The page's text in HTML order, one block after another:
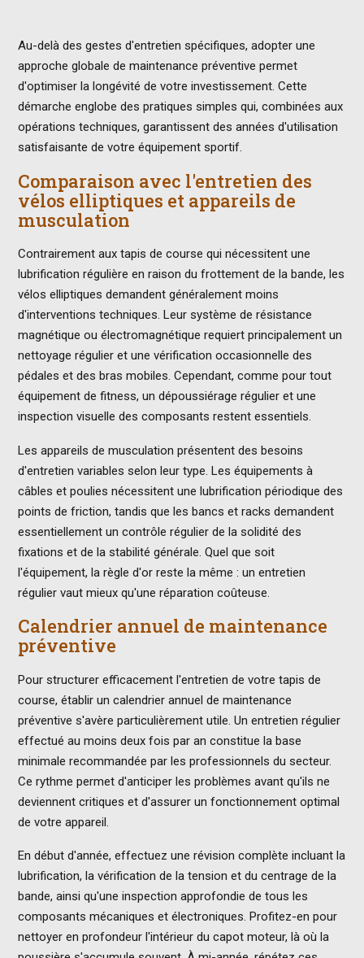
Au-delà des gestes d'entretien spécifiques, adopter une
approche globale de maintenance préventive permet
d'optimiser la longévité de votre investissement. Cette
démarche englobe des pratiques simples qui, combinées aux
opérations techniques, garantissent des années d'utilisation
satisfaisante de votre équipement sportif.
Comparaison avec l'entretien des
vélos elliptiques et appareils de
musculation
Contrairement aux tapis de course qui nécessitent une
lubrification régulière en raison du frottement de la bande, les
vélos elliptiques demandent généralement moins
d'interventions techniques. Leur système de résistance
magnétique ou électromagnétique requiert principalement un
nettoyage régulier et une vérification occasionnelle des
pédales et des bras mobiles. Cependant, comme pour tout
équipement de fitness, un dépoussiérage régulier et une
inspection visuelle des composants restent essentiels.
Les appareils de musculation présentent des besoins
d'entretien variables selon leur type. Les équipements à
câbles et poulies nécessitent une lubrification périodique des
points de friction, tandis que les bancs et racks demandent
essentiellement un contrôle régulier de la solidité des
fixations et de la stabilité générale. Quel que soit
l'équipement, la règle d'or reste la même : un entretien
régulier vaut mieux qu'une réparation coûteuse.
Calendrier annuel de maintenance
préventive
Pour structurer efficacement l'entretien de votre tapis de
course, établir un calendrier annuel de maintenance
préventive s'avère particulièrement utile. Un entretien régulier
effectué au moins deux fois par an constitue la base
minimale recommandée par les professionnels du secteur.
Ce rythme permet d'anticiper les problèmes avant qu'ils ne
deviennent critiques et d'assurer un fonctionnement optimal
de votre appareil.
En début d'année, effectuez une révision complète incluant la
lubrification, la vérification de la tension et du centrage de la
bande, ainsi qu'une inspection approfondie de tous les
composants mécaniques et électroniques. Profitez-en pour
nettoyer en profondeur l'intérieur du capot moteur, là où la